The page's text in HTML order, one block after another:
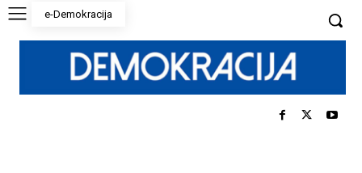
e-Demokracija